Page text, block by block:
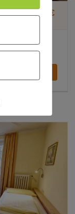
ab 224€